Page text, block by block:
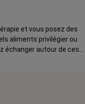
et vous posez des
aliments privilégier ou
échanger autour de ces